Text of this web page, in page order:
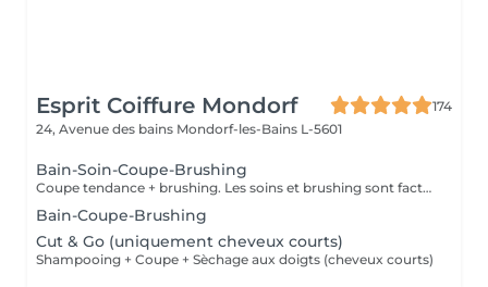
Esprit Coiffure Mondorf
174
24, Avenue des bains Mondorf-les-Bains L-5601
Bain-Soin-Coupe-Brushing
Coupe tendance + brushing. Les soins et brushing sont facturés en fonction de la longueur des cheveux.
Bain-Coupe-Brushing
Cut & Go (uniquement cheveux courts)
Shampooing + Coupe + Sèchage aux doigts (cheveux courts)